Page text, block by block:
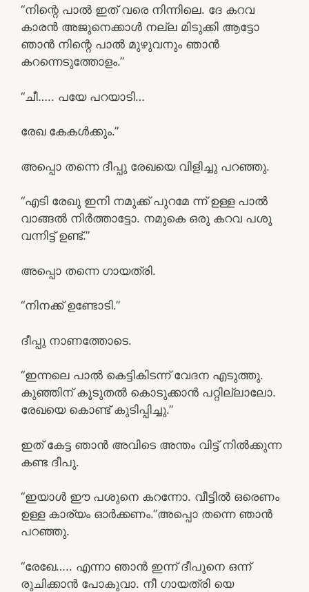
“നിന്റെ പാൽ ഇത് വരെ നിന്നിലെ. ദേ കറവ
കാരൻ അജുനെക്കാൾ നല്ല മിടുക്കി ആട്ടോ
ഞാൻ നിന്റെ പാൽ മുഴുവനും ഞാൻ
കറന്നെടുത്തോളം.”
“ചീ….. പയേ പറയാടി…
രേഖ കേകൾക്കും.”
അപ്പൊ തന്നെ ദീപ്പു രേഖയെ വിളിച്ചു പറഞ്ഞു.
“എടി രേഖു ഇനി നമുക്ക് പുറമേ ന്ന് ഉള്ള പാൽ
വാങ്ങൽ നിർത്താട്ടോ. നമുകെ ഒരു കറവ പശു
വന്നിട്ട് ഉണ്ട്.”
അപ്പൊ തന്നെ ഗായത്രി.
“നിനക്ക് ഉണ്ടോടി.”
ദീപ്പു നാണത്തോടെ.
“ഇന്നലെ പാൽ കെട്ടികിടന്ന് വേദന എടുത്തു.
കുഞ്ഞിന് കൂടുതൽ കൊടുക്കാൻ പറ്റില്ലാലോ.
രേഖയെ കൊണ്ട് കുടിപ്പിച്ചു.”
ഇത് കേട്ട ഞാൻ അവിടെ അന്തം വിട്ട് നിൽക്കുന്ന
കണ്ട ദീപു.
“ഇയാൾ ഈ പശുനെ കറന്നോ. വീട്ടിൽ ഒരെണം
ഉള്ള കാര്യം ഓർക്കണം.”അപ്പൊ തന്നെ ഞാൻ
പറഞ്ഞു.
“രേഖേ….. എന്നാ ഞാൻ ഇന്ന് ദീപുനെ ഒന്ന്
രുചിക്കാൻ പോകുവാ. നീ ഗായത്രി യെ